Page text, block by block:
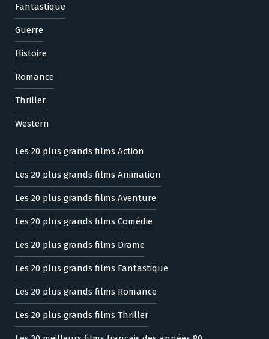
Fantastique
Guerre
Histoire
Romance
Thriller
Western
Les 20 plus grands films Action
Les 20 plus grands films Animation
Les 20 plus grands films Aventure
Les 20 plus grands films Comédie
Les 20 plus grands films Drame
Les 20 plus grands films Fantastique
Les 20 plus grands films Romance
Les 20 plus grands films Thriller